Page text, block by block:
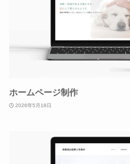
ホームページ制作
2026年5月18日